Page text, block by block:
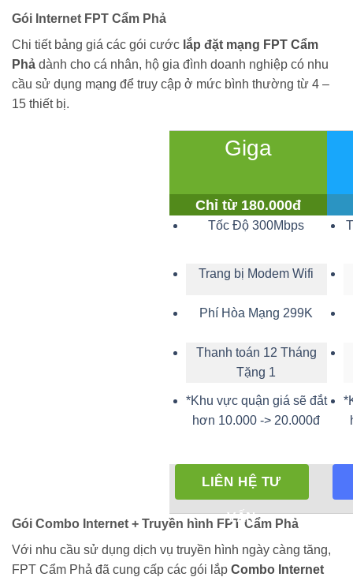
Gói Internet FPT Cẩm Phả
Chi tiết bảng giá các gói cước lắp đặt mạng FPT Cẩm
Phả dành cho cá nhân, hộ gia đình doanh nghiệp có nhu
cầu sử dụng mạng để truy cập ở mức bình thường từ 4 –
15 thiết bị.
Giga
Chỉ từ 180.000đ
Tốc Độ 300Mbps
Trang bị Modem Wifi
Phí Hòa Mạng 299K
Thanh toán 12 Tháng
Tặng 1
*Khu vực quận giá sẽ đắt
hơn 10.000 -> 20.000đ
LIÊN HỆ TƯ
VẤN
Gói Combo Internet + Truyền hình FPT Cẩm Phả
Với nhu cầu sử dụng dịch vụ truyền hình ngày càng tăng,
FPT Cẩm Phả đã cung cấp các gói lắp Combo Internet